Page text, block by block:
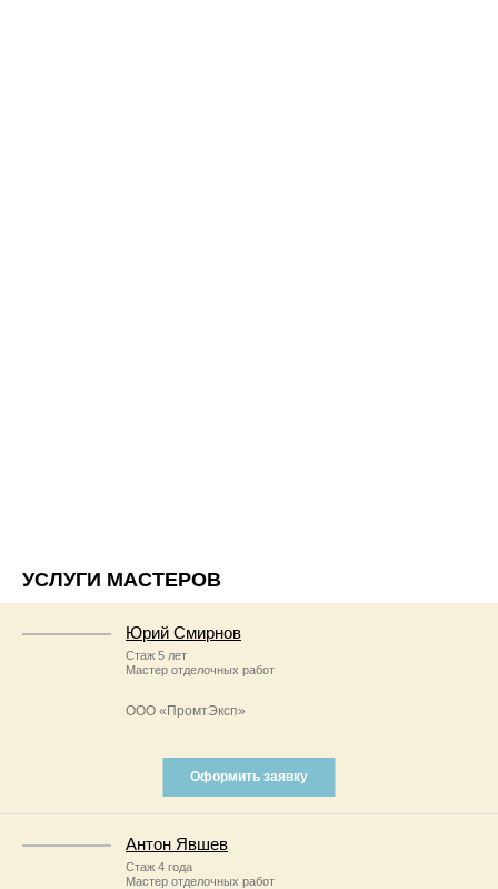
УСЛУГИ МАСТЕРОВ
Юрий Смирнов
Стаж 5 лет
Мастер отделочных работ
ООО «ПромтЭксп»
Оформить заявку
Антон Явшев
Стаж 4 года
Мастер отделочных работ